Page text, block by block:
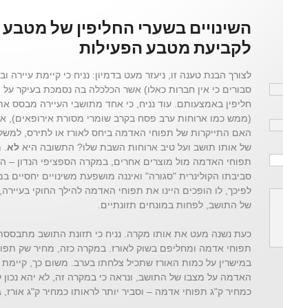
השינויים בשערי החליפין של
לקביעת מטבע הפעילות
לצורך הבנת טענה זו, ניעזר מעט בדמיון: נניח כי קיימת
סבורים כי אין חברות כאלו) אשר הכלכלה בה נסמכת בעיקר על
חליפין באמצעותם. עוד נניח, כי אחד מתושבי העיירה מבסס
(ממש כמו ארוחות ערב פסח בקרב שומרי מסורת
האם התייקרות של תפוחי האדמה ביחס לאורז או לתירס,
של אותו תושב ועל טיב ארוחות השבת שלו? התשובה היא לא
תפוחי האדמה מול מוצרים אחרים, במקרה הספציפי הנדון –
סביבתו הקולינרית "סגורה" ואיננה מושפעת משינויים
לפיכך, לו הופכים היינו את תפוחי האדמה להילך החוקי
של התושב, לפחות במונחים תזונתיים.
כעת נשנה מעט את אותו מקרה. נניח כי תזונת התושב
תפוחי אדמה ומחליפם בשוק לאורז. במקרה כזה, מחיר שק
במישרין על כמות האורז שתכיל צלחתו בערב. משום כך,
האדמה על מצבו של התושב, ונראה כי במקרה זה, לא יהא
כמחיר ק"ג תפוחי אדמה – וסביר יותר לראותו כמחיר ק"ג אורז,